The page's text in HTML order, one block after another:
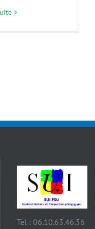
Tel : 06.10.63.46.56